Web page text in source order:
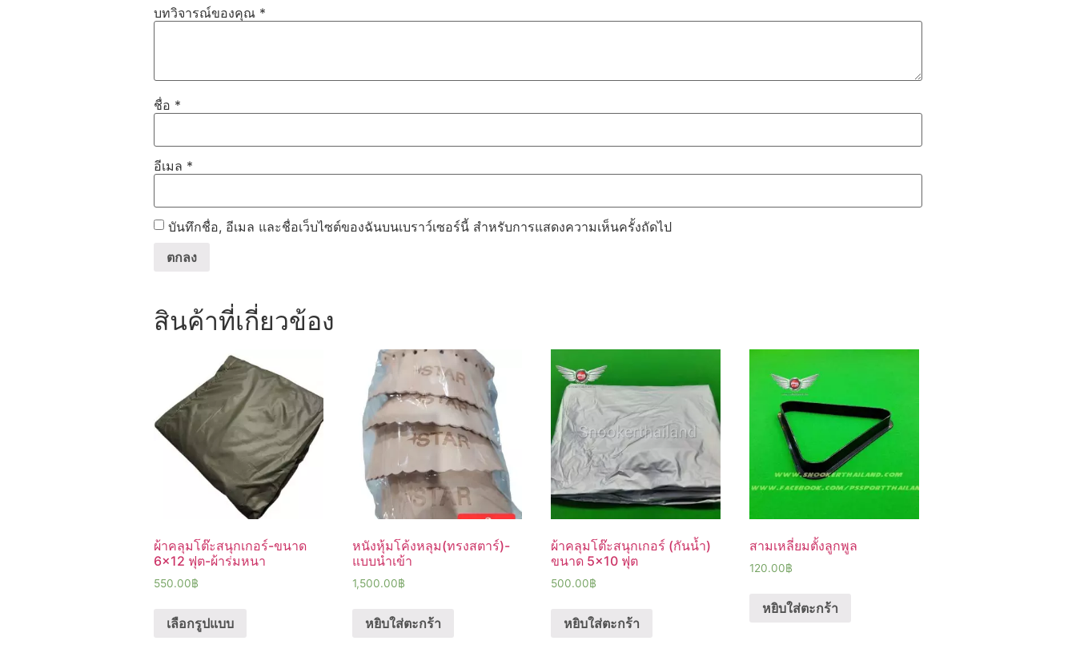
บทวิจารณ์ของคุณ *
ชื่อ *
อีเมล *
บันทึกชื่อ, อีเมล และชื่อเว็บไซต์ของฉันบนเบราว์เซอร์นี้ สำหรับการแสดงความเห็นครั้งถัดไป
สินค้าที่เกี่ยวข้อง
ผ้าคลุมโต๊ะสนุกเกอร์-ขนาด
6×12 ฟุต-ผ้าร่มหนา
550.00฿
เลือกรูปแบบ
หนังหุ้มโค้งหลุม(ทรงสตาร์)-
แบบนำเข้า
1,500.00฿
หยิบใส่ตะกร้า
ผ้าคลุมโต๊ะสนุกเกอร์ (กันน้ำ)
ขนาด 5×10 ฟุต
500.00฿
หยิบใส่ตะกร้า
สามเหลี่ยมตั้งลูกพูล
120.00฿
หยิบใส่ตะกร้า